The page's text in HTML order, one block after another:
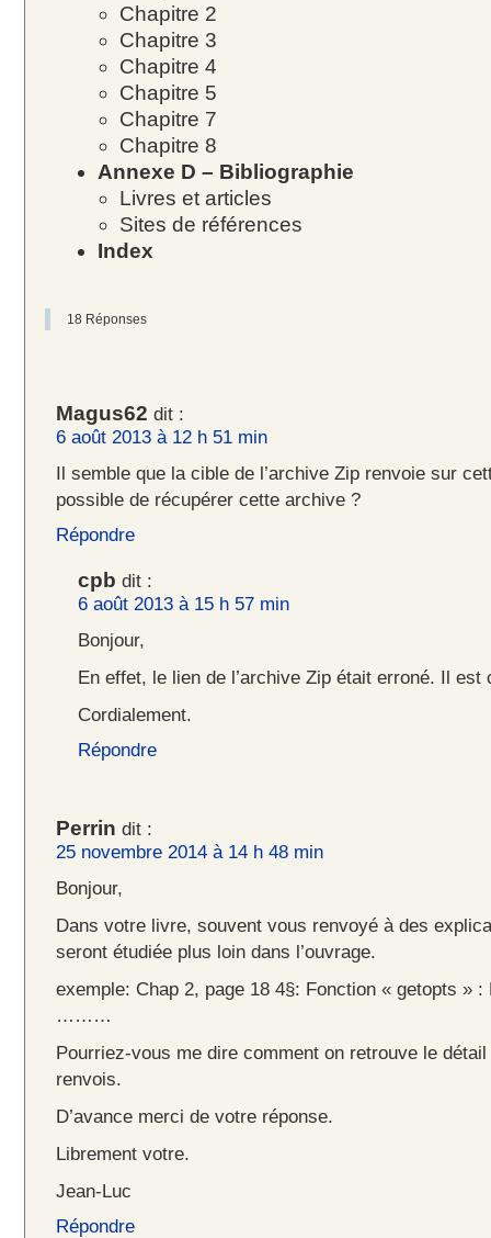
Chapitre 2
Chapitre 3
Chapitre 4
Chapitre 5
Chapitre 7
Chapitre 8
Annexe D – Bibliographie
Livres et articles
Sites de références
Index
18 Réponses
Magus62 dit :
6 août 2013 à 12 h 51 min
Il semble que la cible de l’archive Zip renvoie sur
possible de récupérer cette archive ?
Répondre
cpb dit :
6 août 2013 à 15 h 57 min
Bonjour,
En effet, le lien de l’archive Zip était erroné. Il est
Cordialement.
Répondre
Perrin dit :
25 novembre 2014 à 14 h 48 min
Bonjour,
Dans votre livre, souvent vous renvoyé à des
seront étudiée plus loin dans l’ouvrage.
exemple: Chap 2, page 18 4§: Fonction « getopts »
………
Pourriez-vous me dire comment on retrouve le
renvois.
D’avance merci de votre réponse.
Librement votre.
Jean-Luc
Répondre